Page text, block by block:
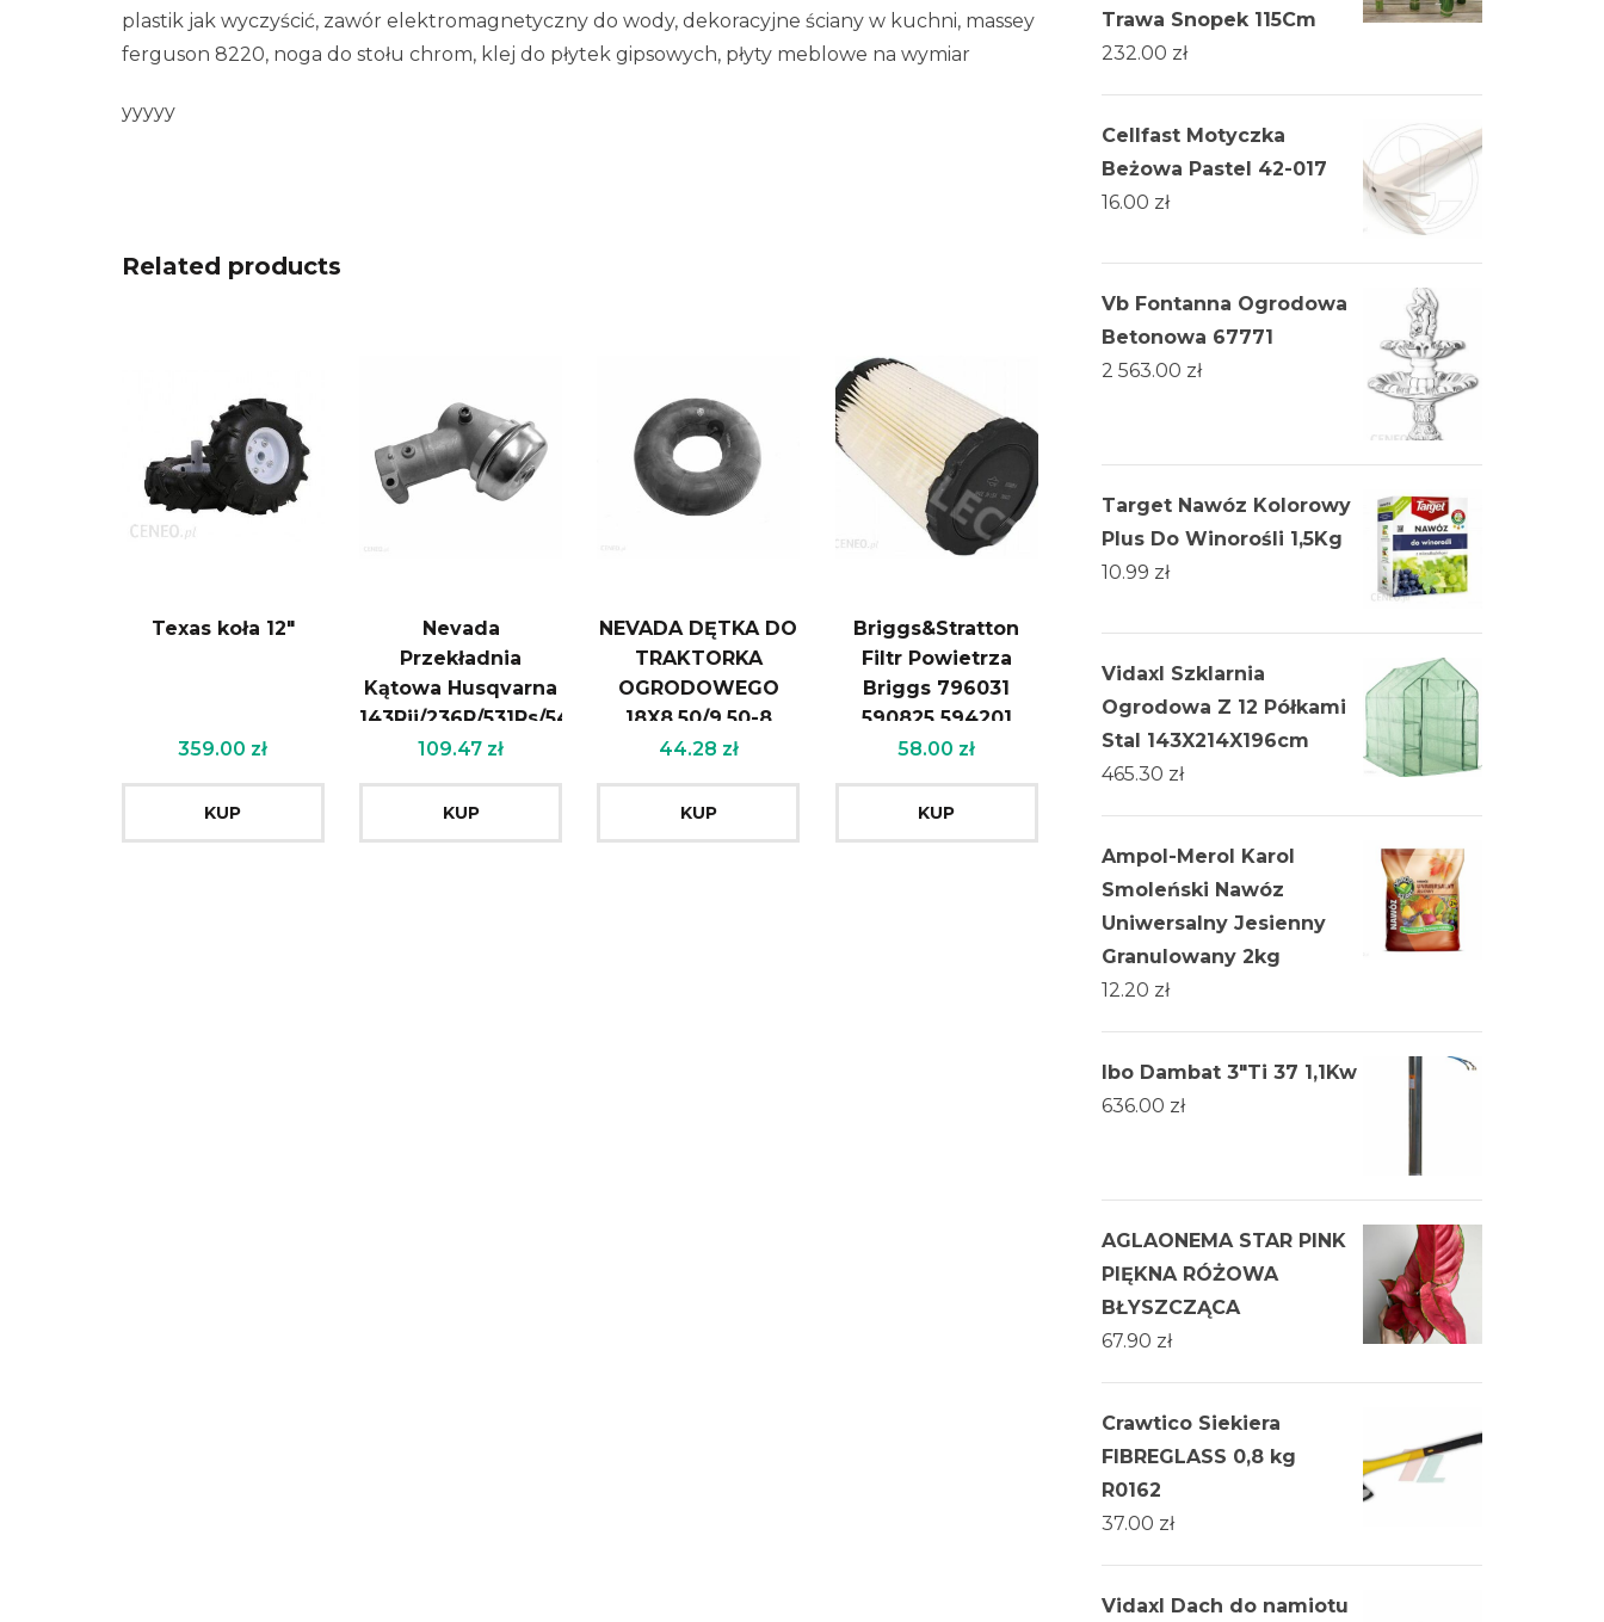
plastik jak wyczyścić, zawór elektromagnetyczny do wody, dekoracyjne ściany w kuchni, massey
ferguson 8220, noga do stołu chrom, klej do płytek gipsowych, płyty meblowe na wymiar
yyyyy
Related products
Texas koła 12″
359.00 zł
KUP
Nevada
Przekładnia
Kątowa Husqvarna
143Rii/236R/531Rs/543Rs
(100118)
109.47 zł
KUP
NEVADA DĘTKA DO
TRAKTORKA
OGRODOWEGO
18X8.50/9.50-8
(TR13)
44.28 zł
KUP
Briggs&Stratton
Filtr Powietrza
Briggs 796031
590825 594201
Orygin
591334590825594201796031
58.00 zł
KUP
Trawa Snopek 115Cm
232.00 zł
Cellfast Motyczka
Beżowa Pastel 42-017
16.00 zł
Vb Fontanna Ogrodowa
Betonowa 67771
2 563.00 zł
Target Nawóz Kolorowy
Plus Do Winorośli 1,5Kg
10.99 zł
Vidaxl Szklarnia
Ogrodowa Z 12 Półkami
Stal 143X214X196cm
465.30 zł
Ampol-Merol Karol
Smoleński Nawóz
Uniwersalny Jesienny
Granulowany 2kg
12.20 zł
Ibo Dambat 3"Ti 37 1,1Kw
636.00 zł
AGLAONEMA STAR PINK
PIĘKNA RÓŻOWA
BŁYSZCZĄCA
67.90 zł
Crawtico Siekiera
FIBREGLASS 0,8 kg
R0162
37.00 zł
Vidaxl Dach do namiotu